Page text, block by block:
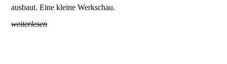
ausbaut. Eine kleine Werkschau.
weiterlesen